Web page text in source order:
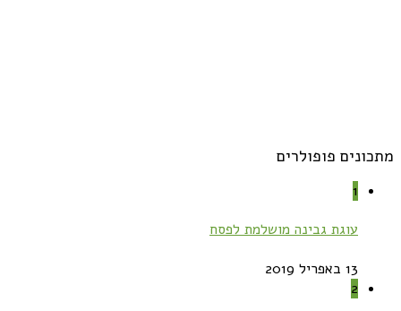
מתכונים פופולרים
1
עוגת גבינה מושלמת לפסח
13 באפריל 2019
2